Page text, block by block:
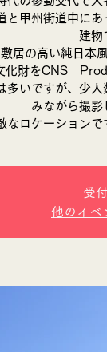
と甲州街道中に
建物
敷居の高い純日本
化財をCNS
多いですが、少
みながら撮影
なロケーションで
受
他のイベ